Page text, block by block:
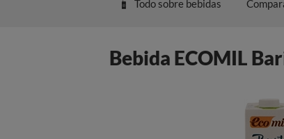
Todo sobre bebidas
Bebida ECOMIL